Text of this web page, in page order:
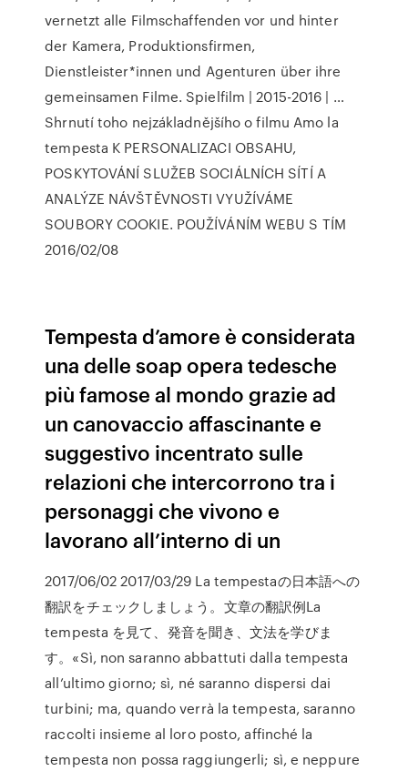
vernetzt alle Filmschaffenden vor und hinter
der Kamera, Produktionsfirmen,
Dienstleister*innen und Agenturen über ihre
gemeinsamen Filme. Spielfilm | 2015-2016 | …
Shrnutí toho nejzákladnějšího o filmu Amo la
tempesta K PERSONALIZACI OBSAHU,
POSKYTOVÁNÍ SLUŽEB SOCIÁLNÍCH SÍTÍ A
ANALÝZE NÁVŠTĚVNOSTI VYUŽÍVÁME
SOUBORY COOKIE. POUŽÍVÁNÍM WEBU S TÍM
2016/02/08
Tempesta d’amore è considerata
una delle soap opera tedesche
più famose al mondo grazie ad
un canovaccio affascinante e
suggestivo incentrato sulle
relazioni che intercorrono tra i
personaggi che vivono e
lavorano all’interno di un
2017/06/02 2017/03/29 La tempestaの日本語への
翻訳をチェックしましょう。文章の翻訳例La
tempesta を見て、発音を聞き、文法を学びま
す。«Sì, non saranno abbattuti dalla tempesta
all’ultimo giorno; sì, né saranno dispersi dai
turbini; ma, quando verrà la tempesta, saranno
raccolti insieme al loro posto, affinché la
tempesta non possa raggiungerli; sì, e neppure